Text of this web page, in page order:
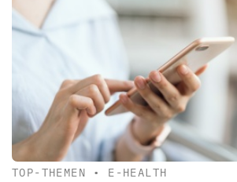
TOP-THEMEN • E-HEALTH